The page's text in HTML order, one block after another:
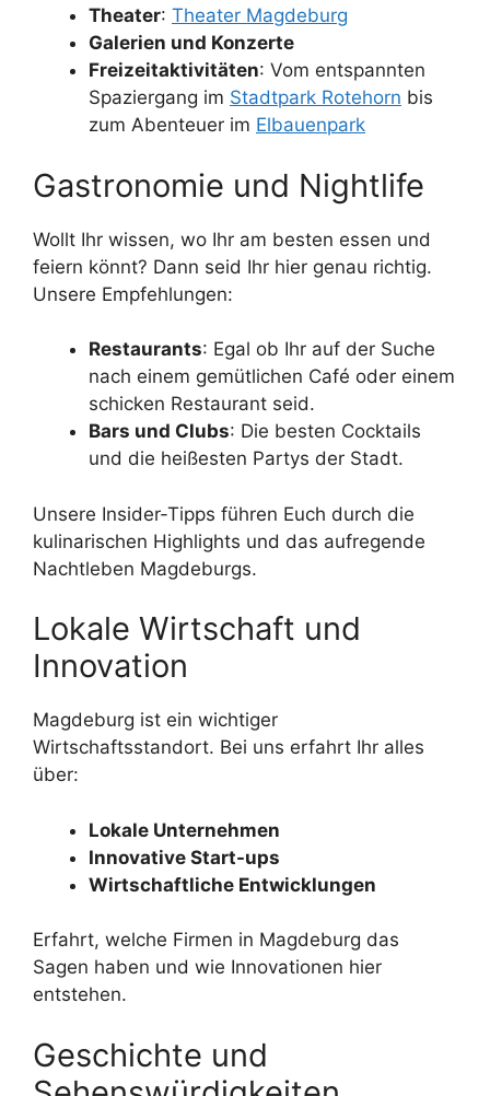
Theater: Theater Magdeburg
Galerien und Konzerte
Freizeitaktivitäten: Vom entspannten
Spaziergang im Stadtpark Rotehorn bis
zum Abenteuer im Elbauenpark
Gastronomie und Nightlife
Wollt Ihr wissen, wo Ihr am besten essen und
feiern könnt? Dann seid Ihr hier genau richtig.
Unsere Empfehlungen:
Restaurants: Egal ob Ihr auf der Suche
nach einem gemütlichen Café oder einem
schicken Restaurant seid.
Bars und Clubs: Die besten Cocktails
und die heißesten Partys der Stadt.
Unsere Insider-Tipps führen Euch durch die
kulinarischen Highlights und das aufregende
Nachtleben Magdeburgs.
Lokale Wirtschaft und
Innovation
Magdeburg ist ein wichtiger
Wirtschaftsstandort. Bei uns erfahrt Ihr alles
über:
Lokale Unternehmen
Innovative Start-ups
Wirtschaftliche Entwicklungen
Erfahrt, welche Firmen in Magdeburg das
Sagen haben und wie Innovationen hier
entstehen.
Geschichte und